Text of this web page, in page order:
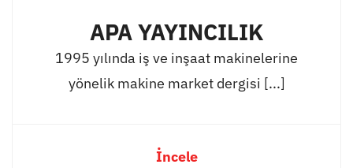
APA YAYINCILIK
1995 yılında iş ve inşaat makinelerine
yönelik makine market dergisi [...]
İncele